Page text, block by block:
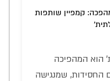
קמפיין שותפות
הוא המהפיכה
החסידות, שמנגישה